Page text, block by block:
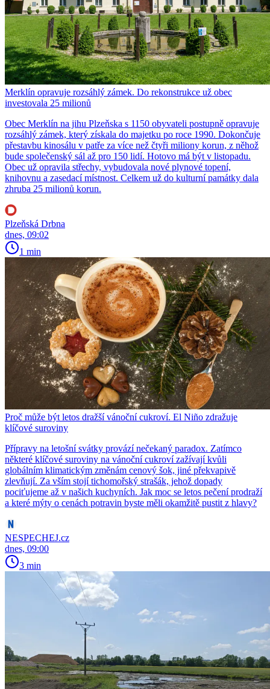
Merklín opravuje rozsáhlý zámek. Do rekonstrukce už obec
investovala 25 milionů
Obec Merklín na jihu Plzeňska s 1150 obyvateli postupně opravuje
rozsáhlý zámek, který získala do majetku po roce 1990. Dokončuje
přestavbu kinosálu v patře za více než čtyři miliony korun, z něhož
bude společenský sál až pro 150 lidí. Hotovo má být v listopadu.
Obec už opravila střechy, vybudovala nové plynové topení,
knihovnu a zasedací místnost. Celkem už do kulturní památky dala
zhruba 25 milionů korun.
Plzeňská Drbna
dnes, 09:02
1 min
Proč může být letos dražší vánoční cukroví. El Niño zdražuje
klíčové suroviny
Přípravy na letošní svátky provází nečekaný paradox. Zatímco
některé klíčové suroviny na vánoční cukroví zažívají kvůli
globálním klimatickým změnám cenový šok, jiné překvapivě
zlevňují. Za vším stojí tichomořský strašák, jehož dopady
pociťujeme až v našich kuchyních. Jak moc se letos pečení prodraží
a které mýty o cenách potravin byste měli okamžitě pustit z hlavy?
NESPECHEJ.cz
dnes, 09:00
3 min